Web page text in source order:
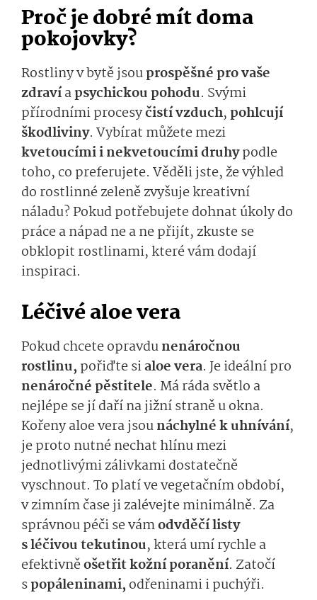
Proč je dobré mít doma
pokojovky?
Rostliny v bytě jsouprospěšné pro vaše
zdravíapsychickou pohodu. Svými
přírodními procesyčistí vzduch,pohlcují
škodliviny. Vybírat můžete mezi
kvetoucími i nekvetoucími druhypodle
toho, co preferujete. Věděli jste, že výhled
do rostlinné zeleně zvyšuje kreativní
náladu? Pokud potřebujete dohnat úkoly do
práce a nápad ne a ne přijít, zkuste se
obklopit rostlinami, které vám dodají
inspiraci.
Léčivé aloe vera
Pokud chcete opravdunenáročnou
rostlinu,pořiďte sialoe vera. Je ideální pro
nenáročné pěstitele. Má ráda světlo a
nejlépe se jí daří na jižní straně u okna.
Kořeny aloe vera jsounáchylné k uhnívání,
je proto nutné nechat hlínu mezi
jednotlivými zálivkami dostatečně
vyschnout. To platí ve vegetačním období,
v zimním čase ji zalévejte minimálně. Za
správnou péči se vámodvděčí listy
s léčivou tekutinou, která umí rychle a
efektivněošetřit kožní poranění. Zatočí
spopáleninami,odřeninami i puchýři.